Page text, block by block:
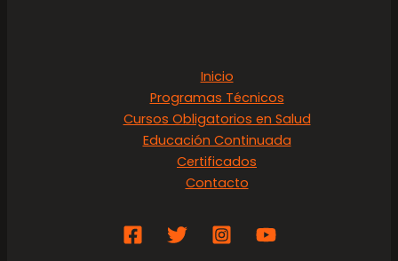
Inicio
Programas Técnicos
Cursos Obligatorios en Salud
Educación Continuada
Certificados
Contacto